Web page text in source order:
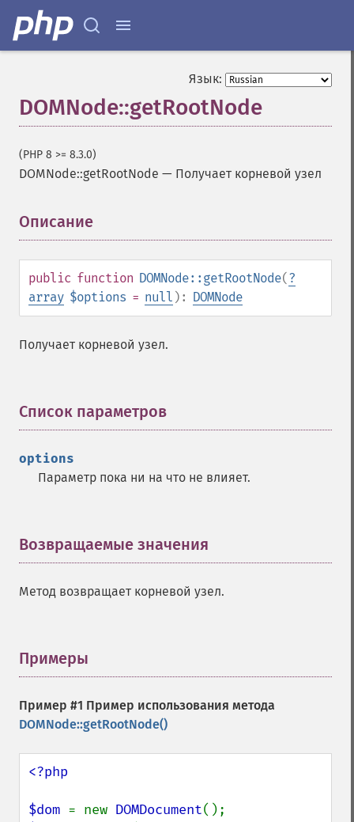
Язык:
DOMNode::getRootNode
(PHP 8 >= 8.3.0)
DOMNode::getRootNode — Получает корневой узел
Описание
public function DOMNode::getRootNode(?
array $options = null ): DOMNode
Получает корневой узел.
Список параметров
options
Параметр пока ни на что не влияет.
Возвращаемые значения
Метод возвращает корневой узел.
Примеры
Пример #1 Пример использования метода
DOMNode::getRootNode()
<?php
$dom = new DOMDocument